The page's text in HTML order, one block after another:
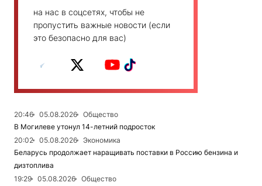
на нас в соцсетях, чтобы не
пропустить важные новости (если
это безопасно для вас)
20:46 05.08.2026
Общество
В Могилеве утонул 14-летний подросток
20:02
05.08.2026
Экономика
Беларусь продолжает наращивать поставки в Россию бензина и
дизтоплива
19:29
05.08.2026
Общество